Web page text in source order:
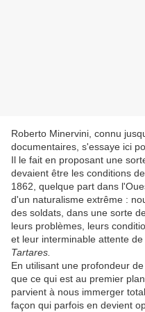
Roberto Minervini, connu
documentaires, s'essaye ici
Il le fait en proposant une
devaient être les conditions
1862, quelque part dans
d'un naturalisme extrême :
des soldats, dans une sorte
leurs problèmes, leurs
et leur interminable attente
Tartares.
En utilisant une profondeur
que ce qui est au premier
parvient à nous immerger
façon qui parfois en devient